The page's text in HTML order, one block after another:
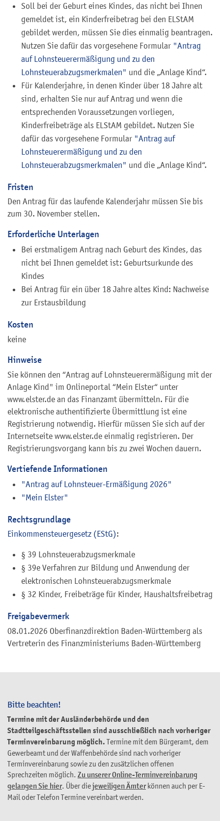
Bitte beachten!
Termine mit der Ausländerbehörde und den
Stadtteilgeschäftsstellen sind ausschließlich nach vorheriger
Terminvereinbarung möglich. Termine mit dem Bürgeramt, dem
Gewerbeamt und der Waffenbehörde sind nach vorheriger
Terminvereinbarung sowie zu den zusätzlichen offenen
Sprechzeiten möglich. Zu unserer Online-Terminvereinbarung
gelangen Sie hier. Über diejeweiligen Ämterkönnen auch per E-
Mail oder Telefon Termine vereinbart werden.
Soll bei der Geburt eines Kindes, das nicht bei Ihnen
gemeldet ist, ein Kinderfreibetrag bei den ELStAM
gebildet werden, müssen Sie dies einmalig beantragen.
Nutzen Sie dafür das vorgesehene Formular "Antrag
auf Lohnsteuerermäßigung und zu den
Lohnsteuerabzugsmerkmalen" und die „Anlage Kind“.
Für Kalenderjahre, in denen Kinder über 18 Jahre alt
sind, erhalten Sie nur auf Antrag und wenn die
entsprechenden Voraussetzungen vorliegen,
Kinderfreibeträge als ELStAM gebildet. Nutzen Sie
dafür das vorgesehene Formular "Antrag auf
Lohnsteuerermäßigung und zu den
Lohnsteuerabzugsmerkmalen" und die „Anlage Kind“.
Fristen
Den Antrag für das laufende Kalenderjahr müssen Sie bis
zum 30. November stellen.
Erforderliche Unterlagen
Bei erstmaligem Antrag nach Geburt des Kindes, das
nicht bei Ihnen gemeldet ist: Geburtsurkunde des
Kindes
Bei Antrag für ein über 18 Jahre altes Kind: Nachweise
zur Erstausbildung
Kosten
keine
Hinweise
Sie können den “Antrag auf Lohnsteuerermäßigung mit der
Anlage Kind" im Onlineportal “Mein Elster“ unter
www.elster.de an das Finanzamt übermitteln. Für die
elektronische authentifizierte Übermittlung ist eine
Registrierung notwendig. Hierfür müssen Sie sich auf der
Internetseite www.elster.de einmalig registrieren. Der
Registrierungsvorgang kann bis zu zwei Wochen dauern.
Vertiefende Informationen
"Antrag auf Lohnsteuer-Ermäßigung 2026"
"Mein Elster"
Rechtsgrundlage
Einkommensteuergesetz (EStG):
§ 39 Lohnsteuerabzugsmerkmale
§ 39e Verfahren zur Bildung und Anwendung der
elektronischen Lohnsteuerabzugsmerkmale
§ 32 Kinder, Freibeträge für Kinder, Haushaltsfreibetrag
Freigabevermerk
08.01.2026 Oberfinanzdirektion Baden-Württemberg als
Vertreterin des Finanzministeriums Baden-Württemberg